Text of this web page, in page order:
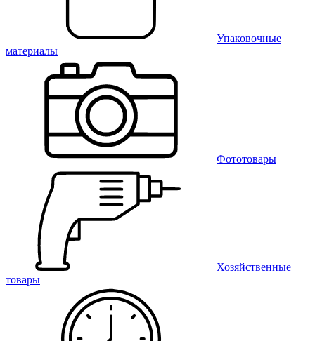
Упаковочные
материалы
Фототовары
Хозяйственные
товары